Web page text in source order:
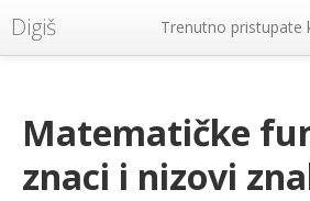
Digiš Trenutno pristupate
Matematičke
znaci i nizovi